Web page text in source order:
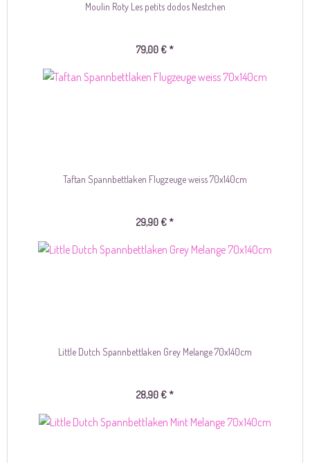
Moulin Roty Les petits dodos Nestchen
79,00 € *
Taftan Spannbettlaken Flugzeuge weiss 70x140cm
29,90 € *
Little Dutch Spannbettlaken Grey Melange 70x140cm
28,90 € *